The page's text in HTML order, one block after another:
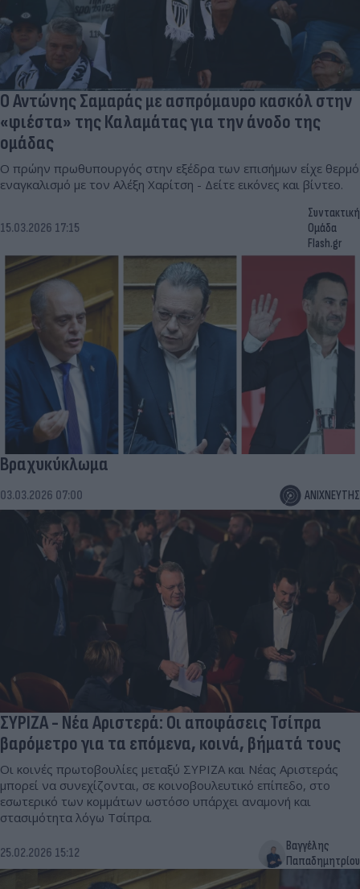
Ο Αντώνης Σαμαράς με ασπρόμαυρο κασκόλ στην
«φιέστα» της Καλαμάτας για την άνοδο της
ομάδας
Ο πρώην πρωθυπουργός στην εξέδρα των επισήμων είχε θερμό
εναγκαλισμό με τον Αλέξη Χαρίτση - Δείτε εικόνες και βίντεο.
15.03.2026 17:15
Συντακτική
Ομάδα
Flash.gr
Βραχυκύκλωμα
03.03.2026 07:00 ΑΝΙΧΝΕΥΤΗΣ
ΣΥΡΙΖΑ - Νέα Αριστερά: Οι αποφάσεις Τσίπρα
βαρόμετρο για τα επόμενα, κοινά, βήματά τους
Οι κοινές πρωτοβουλίες μεταξύ ΣΥΡΙΖΑ και Νέας Αριστεράς
μπορεί να συνεχίζονται, σε κοινοβουλευτικό επίπεδο, στο
εσωτερικό των κομμάτων ωστόσο υπάρχει αναμονή και
στασιμότητα λόγω Τσίπρα.
25.02.2026 15:12
Βαγγέλης
Παπαδημητρίου